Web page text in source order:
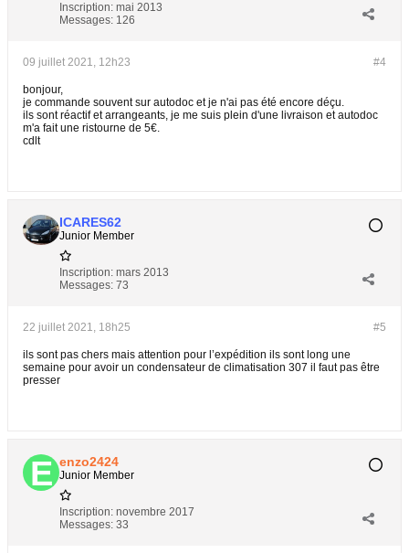
Inscription: mai 2013
Messages: 126
#4
09 juillet 2021, 12h23
bonjour,
je commande souvent sur autodoc et je n'ai pas été encore déçu.
ils sont réactif et arrangeants, je me suis plein d'une livraison et autodoc
m'a fait une ristourne de 5€.
cdlt
ICARES62
Junior Member
Inscription: mars 2013
Messages: 73
#5
22 juillet 2021, 18h25
ils sont pas chers mais attention pour l’expédition ils sont long une
semaine pour avoir un condensateur de climatisation 307 il faut pas être
presser
enzo2424
Junior Member
Inscription: novembre 2017
Messages: 33